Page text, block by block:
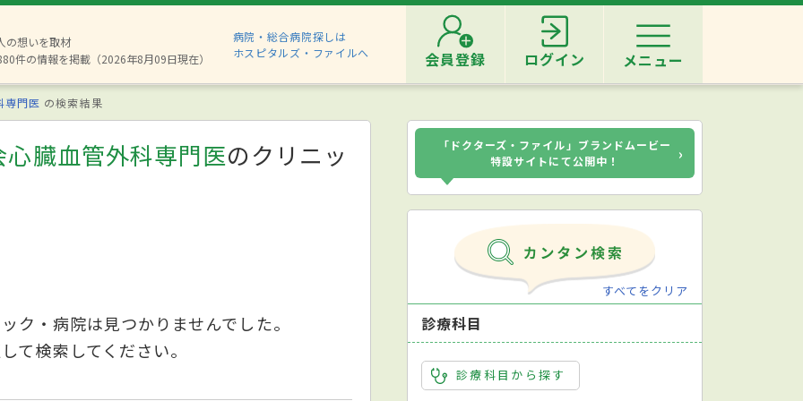
の想いを取材
件の情報を掲載（2026年8月09日現在）
病院・総合病院探しは
ホスピタルズ・ファイルへ
会員登録 ログイン メニュー
専門医 の検索結果
臓血管外科専門医のクリニッ
ク・病院は見つかりませんでした。
て検索してください。
「ドクターズ・ファイル」ブランドムービー
特設サイトにて公開中！
›
すべてをクリア
診療科目
診療科目から探す